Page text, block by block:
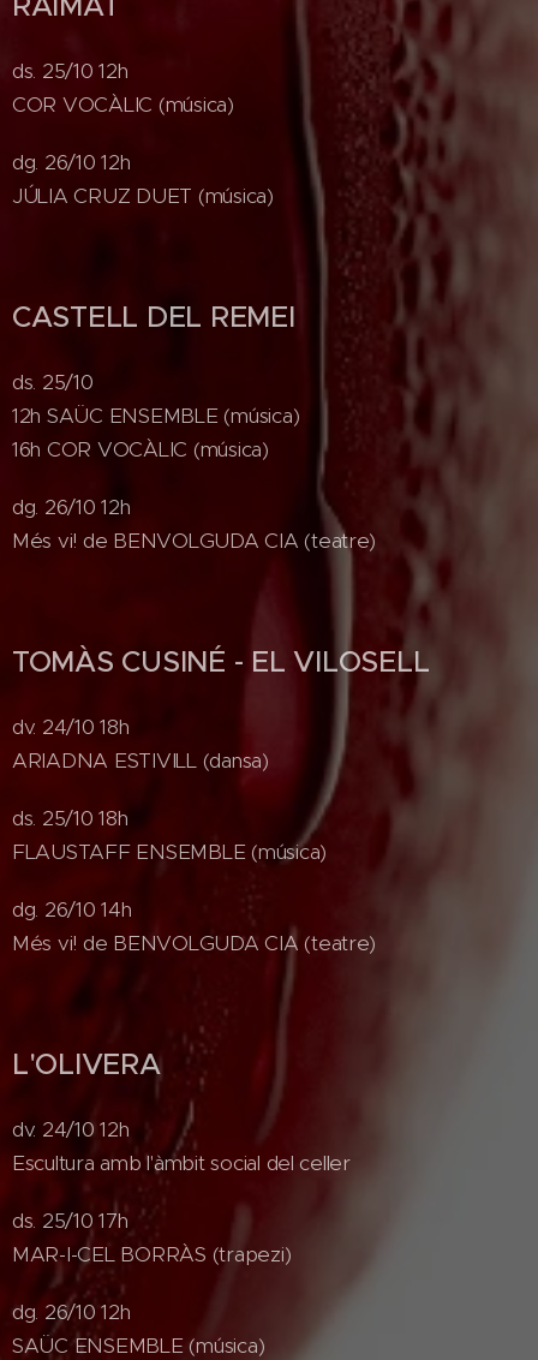
ds. 25/10 12h
COR VOCÀLIC (música)
dg. 26/10 12h
JÚLIA CRUZ DUET (música)
CASTELL DEL REMEI
ds. 25/10
12h SAÜC ENSEMBLE (música)
16h COR VOCÀLIC (música)
dg. 26/10 12h
Més vi! de BENVOLGUDA CIA (teatre)
TOMÀS CUSINÉ - EL VILOSELL
dv. 24/10 18h
ARIADNA ESTIVILL (dansa)
ds. 25/10 18h
FLAUSTAFF ENSEMBLE (música)
dg. 26/10 14h
Més vi! de BENVOLGUDA CIA (teatre)
L'OLIVERA
dv. 24/10 12h
Escultura amb l'àmbit social del celler
ds. 25/10 17h
MAR-I-CEL BORRÀS (trapezi)
dg. 26/10 12h
SAÜC ENSEMBLE (música)